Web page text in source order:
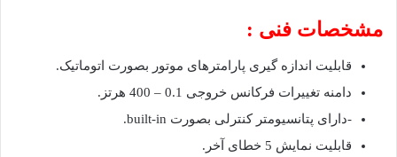
مشخصات فنی :
قابلیت اندازه گیری پارامترهای موتور بصورت اتوماتیک.
دامنه تغییرات فرکانس خروجی 0.1 – 400 هرتز.
-دارای پتانسیومتر کنترلی بصورت built-in.
قابلیت نمایش 5 خطای آخر.